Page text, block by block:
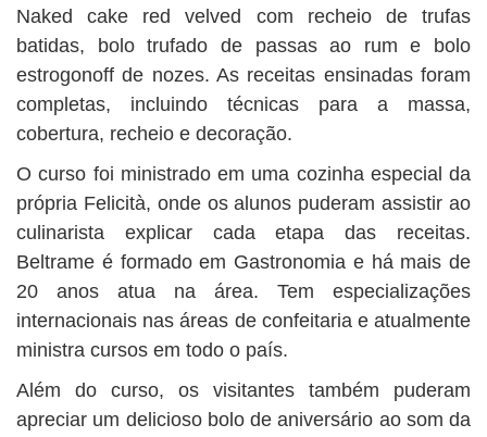
Naked cake red velved com recheio de trufas
batidas, bolo trufado de passas ao rum e bolo
estrogonoff de nozes. As receitas ensinadas foram
completas, incluindo técnicas para a massa,
cobertura, recheio e decoração.
O curso foi ministrado em uma cozinha especial da
própria Felicità, onde os alunos puderam assistir ao
culinarista explicar cada etapa das receitas.
Beltrame é formado em Gastronomia e há mais de
20 anos atua na área. Tem especializações
internacionais nas áreas de confeitaria e atualmente
ministra cursos em todo o país.
Além do curso, os visitantes também puderam
apreciar um delicioso bolo de aniversário ao som da